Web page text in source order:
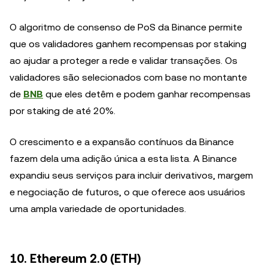
O algoritmo de consenso de PoS da Binance permite
que os validadores ganhem recompensas por staking
ao ajudar a proteger a rede e validar transações. Os
validadores são selecionados com base no montante
de BNB que eles detêm e podem ganhar recompensas
por staking de até 20%.
O crescimento e a expansão contínuos da Binance
fazem dela uma adição única a esta lista. A Binance
expandiu seus serviços para incluir derivativos, margem
e negociação de futuros, o que oferece aos usuários
uma ampla variedade de oportunidades.
10. Ethereum 2.0 (ETH)